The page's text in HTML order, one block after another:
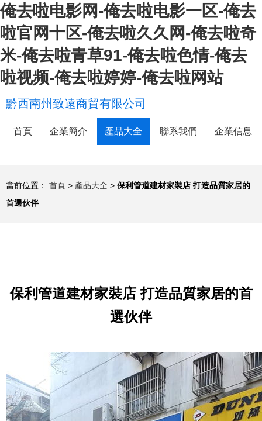
俺去啦电影网-俺去啦电影一区-俺去
啦官网十区-俺去啦久久网-俺去啦奇
米-俺去啦青草91-俺去啦色情-俺去
啦视频-俺去啦婷婷-俺去啦网站
黔西南州致遠商貿有限公司
首頁 企業簡介 產品大全 聯系我們 企業信息
當前位置： 首頁 > 產品大全 > 保利管道建材家裝店 打造品質家居的
首選伙伴
保利管道建材家裝店 打造品質家居的首
選伙伴